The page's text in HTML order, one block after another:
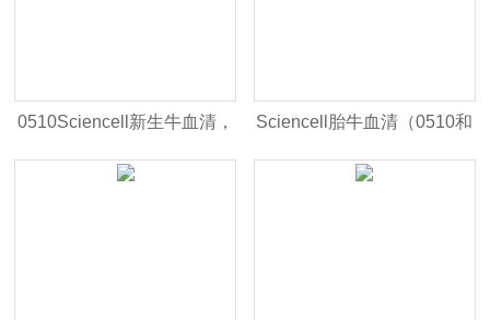
0510Sciencell新生牛血清，
货号：0510
Sciencell胎牛血清（0510和
0500）